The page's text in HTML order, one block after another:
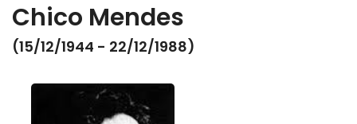
Chico Mendes
(15/12/1944 - 22/12/1988)